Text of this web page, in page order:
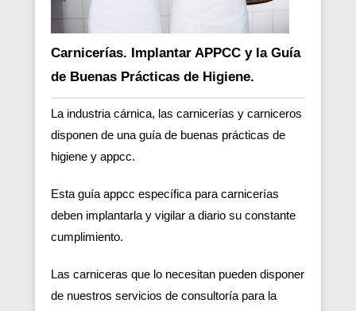
Carnicerías. Implantar APPCC y la Guía
de Buenas Prácticas de Higiene.
La industria cárnica, las carnicerías y carniceros
disponen de una guía de buenas prácticas de
higiene y appcc.
Esta guía appcc específica para carnicerías
deben implantarla y vigilar a diario su constante
cumplimiento.
Las carniceras que lo necesitan pueden disponer
de nuestros servicios de consultoría para la